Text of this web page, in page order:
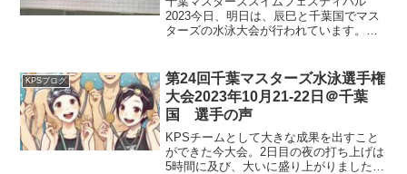
2023今日、明日は、辰巳と千葉国でマス
ターズの水泳大会が行われています。
辰巳で、1/14と1/15。「千葉マスターズ
スイムフェス...
KPSブログ
第24回千葉マスターズ水泳選手権
大会2023年10月21-22日＠千葉
国 選手の声
KPSチームとして大きな成果を出すこと
ができた今大会。2日目の夜の打ち上げは
5時間に及び、大いに盛り上がりました。